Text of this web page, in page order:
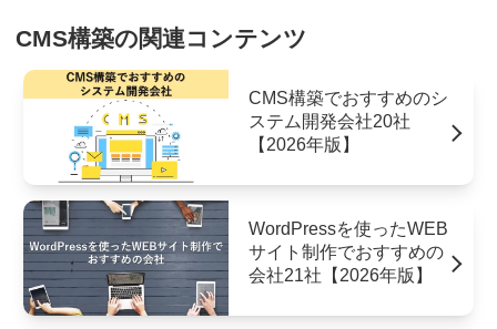
CMS構築の関連コンテンツ
CMS構築でおすすめのシ
ステム開発会社20社
【2026年版】
WordPressを使ったWEB
サイト制作でおすすめの
会社21社【2026年版】